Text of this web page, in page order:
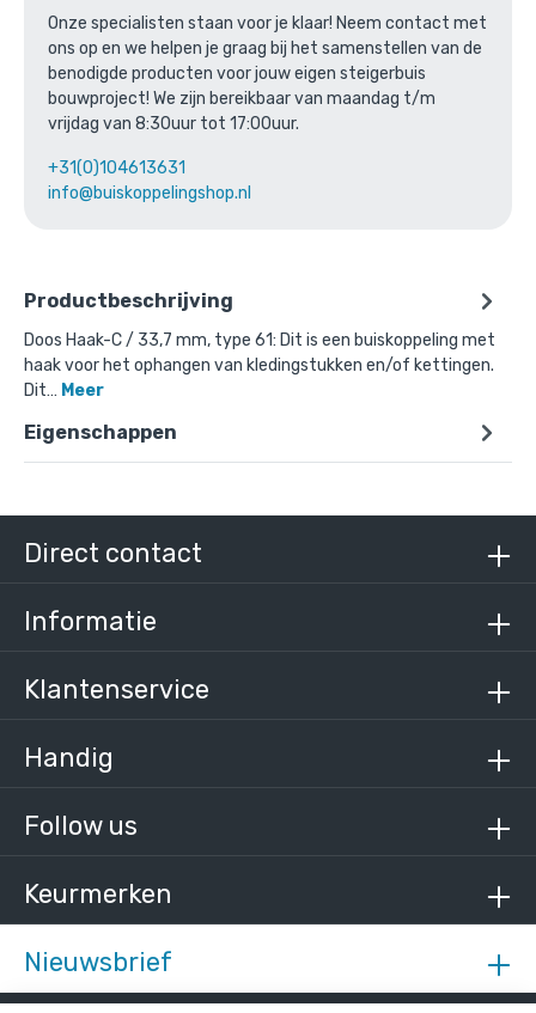
Onze specialisten staan voor je klaar! Neem contact met
ons op en we helpen je graag bij het samenstellen van de
benodigde producten voor jouw eigen steigerbuis
bouwproject! We zijn bereikbaar van maandag t/m
vrijdag van 8:30uur tot 17:00uur.
+31(0)104613631
info@buiskoppelingshop.nl
Productbeschrijving
Doos Haak-C / 33,7 mm, type 61: Dit is een buiskoppeling met
haak voor het ophangen van kledingstukken en/of kettingen.
Dit… Meer
Eigenschappen
Bovenstaande product wordt vaak
gecombineerd met:
€ 7,95 excl. BTW
Nieuwsbrief
Follow us
Keurmerken
Direct contact
Informatie
Klantenservice
Handig